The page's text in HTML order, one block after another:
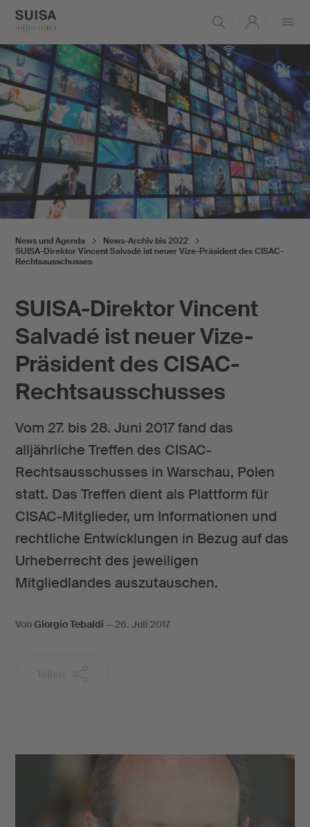
SUISA-Direktor Vincent
Salvadé ist neuer Vize-
Präsident des CISAC-
Rechtsausschusses
Vom 27. bis 28. Juni 2017 fand das
alljährliche Treffen des CISAC-
Rechtsausschusses in Warschau, Polen
statt. Das Treffen dient als Plattform für
CISAC-Mitglieder, um Informationen und
rechtliche Entwicklungen in Bezug auf das
Urheberrecht des jeweiligen
Mitgliedlandes auszutauschen.
News und Agenda
News-Archiv bis 2022
SUISA-Direktor Vincent Salvadé ist neuer Vize-Präsident des CISAC-
Rechtsausschusses
VonGiorgio Tebaldi —26. Juli 2017